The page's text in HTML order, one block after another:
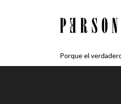
Porque el